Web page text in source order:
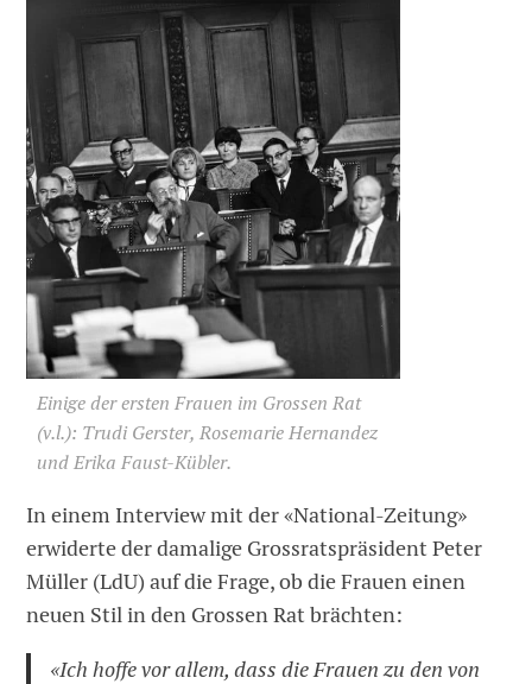
Einige der ersten Frauen im Grossen Rat
(v.l.): Trudi Gerster, Rosemarie Hernandez
und Erika Faust-Kübler.
In einem Interview mit der «National-Zeitung»
erwiderte der damalige Grossratspräsident Peter
Müller (LdU) auf die Frage, ob die Frauen einen
neuen Stil in den Grossen Rat brächten:
«Ich hoffe vor allem, dass die Frauen zu den von